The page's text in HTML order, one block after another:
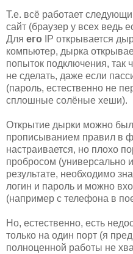
Т.е. всё работает
сайт (браузер у всех ведь
Для его IP открывается
компьютер, дырка
попыток подключения, так
не сделать, даже если
(пароль, естественно не
сплошные солёные хеши).
Открытие дырки можно
прописыванием правил в
настраивается, но плохо
пробросом (универсально
результате, необходимо
логин и пароль и можно
(например с телефона в
Но, естественно, есть
только на один порт (я
полноценной работы не